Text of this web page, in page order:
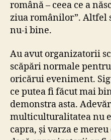
română – ceea ce a
ziua românilor”. Altfel
nu-i bine.
Au avut organizatorii
scăpări normale
oricărui eveniment.
ce putea fi făcut mai
demonstra asta.
multiculturalitatea nu
capra, și varza e